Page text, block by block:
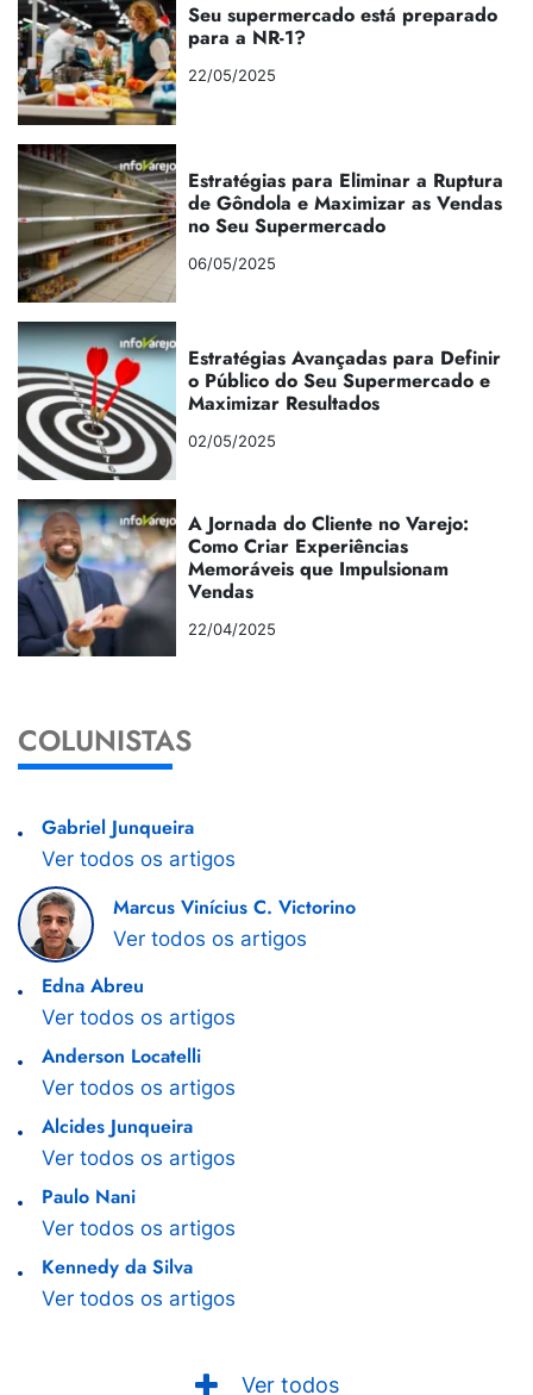
Seu supermercado está preparado
para a NR-1?
22/05/2025
Estratégias para Eliminar a Ruptura
de Gôndola e Maximizar as Vendas
no Seu Supermercado
06/05/2025
Estratégias Avançadas para Definir
o Público do Seu Supermercado e
Maximizar Resultados
02/05/2025
A Jornada do Cliente no Varejo:
Como Criar Experiências
Memoráveis que Impulsionam
Vendas
22/04/2025
COLUNISTAS
Gabriel Junqueira
Ver todos os artigos
Marcus Vinícius C. Victorino
Ver todos os artigos
Edna Abreu
Ver todos os artigos
Anderson Locatelli
Ver todos os artigos
Alcides Junqueira
Ver todos os artigos
Paulo Nani
Ver todos os artigos
Kennedy da Silva
Ver todos os artigos
Ver todos